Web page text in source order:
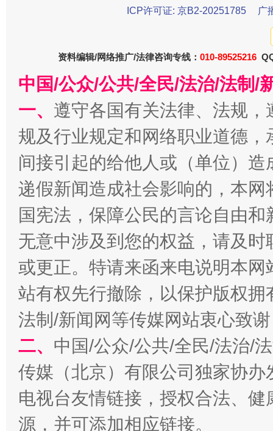
千年窑火 生生不息
揭开“小金库”的免责幌子
受贿1.44亿！段成刚被判无期 从幼
ICP许可证: 京B2-20251785
广
资料编辑/网络推广/法律咨询专线： 010-89525216
中国/公众/公共/全民/法治/法制/
一、 遵守各国有关法律、法规
规及行业规定和网络职业道德
间接引起的给他人或（单位）
递假新闻造成社会影响的，本
国宪法，保障公民的言论自由
无意中涉及到您的权益，请及
或更正。特请来函来电说明本
站有权先行撤除，以保护版权
法制/新闻网等传媒网站衷心致
二、 中国/公众/公共/全民/法治/
传媒（北京）有限公司独家协
电视台友情链接，授权合法、
源，并可添加相应链接。